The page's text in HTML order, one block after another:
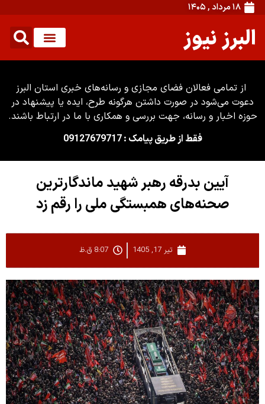
۱۸ مرداد , ۱۴۰۵
البرز نیوز
از تمامی فعالان فضای مجازی و رسانه‌های خبری استان البرز
دعوت می‌شود در صورت داشتن هرگونه طرح، ایده یا پیشنهاد در
حوزه اخبار و رسانه، جهت بررسی و همکاری با ما در ارتباط باشند.
فقط از طریق پیامک : 09127679717
آیین بدرقه رهبر شهید ماندگارترین
صحنه‌های همبستگی ملی را رقم زد
تیر 17, 1405 8:07 ق.ظ